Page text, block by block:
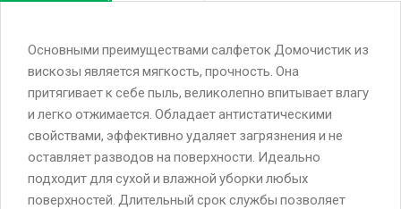
Основными преимуществами салфеток Домочистик из
вискозы является мягкость, прочность. Она
притягивает к себе пыль, великолепно впитывает влагу
и легко отжимается. Обладает антистатическими
свойствами, эффективно удаляет загрязнения и не
оставляет разводов на поверхности. Идеально
подходит для сухой и влажной уборки любых
поверхностей. Длительный срок службы позволяет